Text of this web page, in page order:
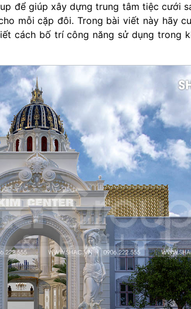
để giúp xây dựng trung tâm tiệc cưới
mỗi cặp đôi. Trong bài viết này hãy
cách bố trí công năng sử dụng trong